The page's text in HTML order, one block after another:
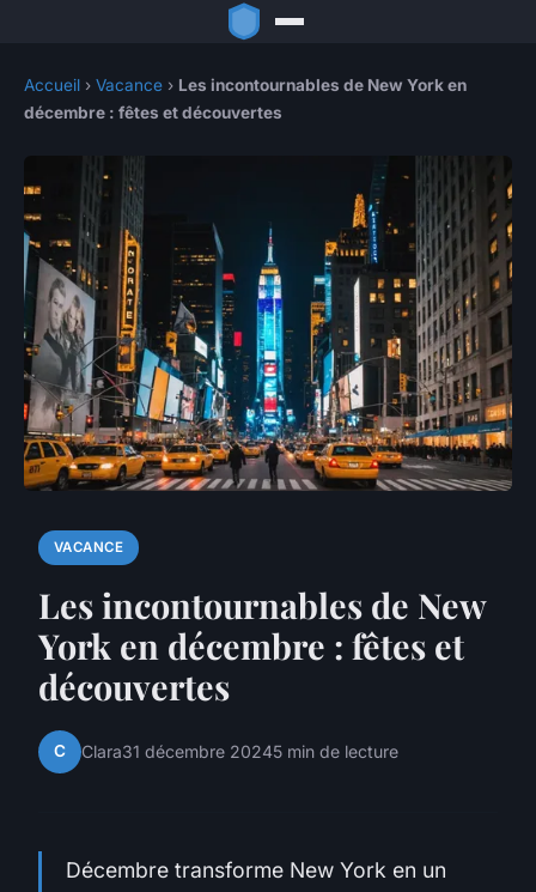
Accueil › Vacance › Les incontournables de New York en
décembre : fêtes et découvertes
VACANCE
Les incontournables de New
York en décembre : fêtes et
découvertes
C Clara31 décembre 20245 min de lecture
Décembre transforme New York en un